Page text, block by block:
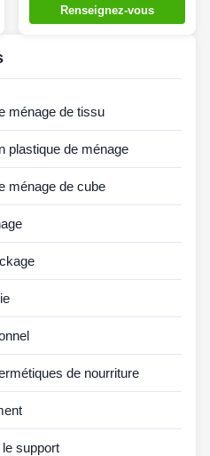
des trousRenseignez-vous
ménage de tissu
plastique de ménage
ménage de cube
de nourriture
support